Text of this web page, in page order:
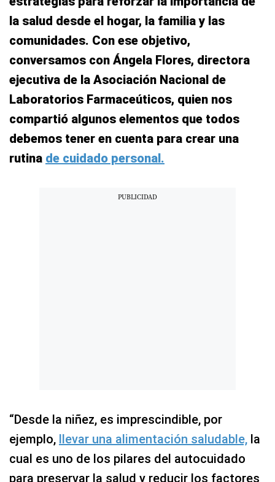
la salud desde el hogar, la familia y las
comunidades. Con ese objetivo,
conversamos con Ángela Flores, directora
ejecutiva de la Asociación Nacional de
Laboratorios Farmaceúticos, quien nos
compartió algunos elementos que todos
debemos tener en cuenta para crear una
rutina de cuidado personal.
“Desde la niñez, es imprescindible, por
ejemplo, llevar una alimentación saludable, la
cual es uno de los pilares del autocuidado
para preservar la salud y reducir los factores